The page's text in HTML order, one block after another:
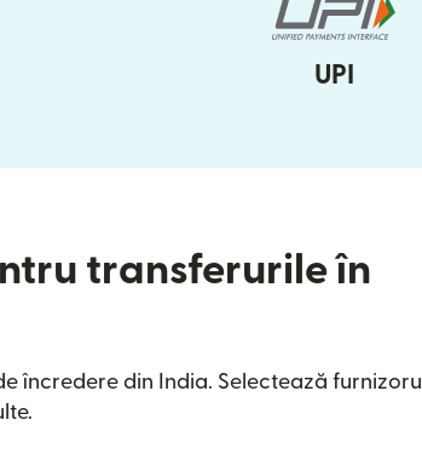
UPI
transferurile în
încredere din India. Selectează furnizorul